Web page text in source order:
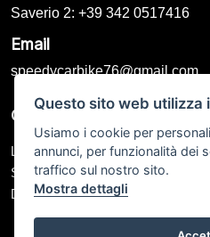
Questo sito web utilizza
Usiamo i cookie per
annunci, per funzionalità dei
traffico sul nostro sito.
Mostra dettagli
Saverio 2: +39 342 0517416
Email
speedycarbike76@gmail.com
Orari di Apertura
Lunedì – Venerdì: 09:00 - 13:00 /
Sabato: 09:00 - 13:00 / Chiuso
Domenica: Chiuso